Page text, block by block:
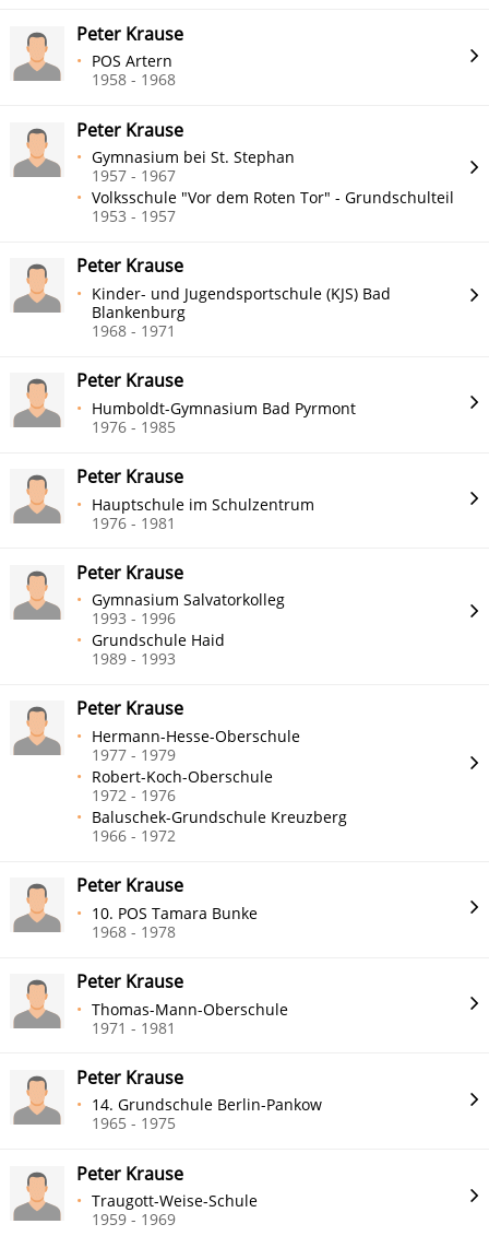
Peter Krause
POS Artern
1958 - 1968
Peter Krause
Gymnasium bei St. Stephan
1957 - 1967
Volksschule "Vor dem Roten Tor" - Grundschulteil
1953 - 1957
Peter Krause
Kinder- und Jugendsportschule (KJS) Bad
Blankenburg
1968 - 1971
Peter Krause
Humboldt-Gymnasium Bad Pyrmont
1976 - 1985
Peter Krause
Hauptschule im Schulzentrum
1976 - 1981
Peter Krause
Gymnasium Salvatorkolleg
1993 - 1996
Grundschule Haid
1989 - 1993
Peter Krause
Hermann-Hesse-Oberschule
1977 - 1979
Robert-Koch-Oberschule
1972 - 1976
Baluschek-Grundschule Kreuzberg
1966 - 1972
Peter Krause
10. POS Tamara Bunke
1968 - 1978
Peter Krause
Thomas-Mann-Oberschule
1971 - 1981
Peter Krause
14. Grundschule Berlin-Pankow
1965 - 1975
Peter Krause
Traugott-Weise-Schule
1959 - 1969